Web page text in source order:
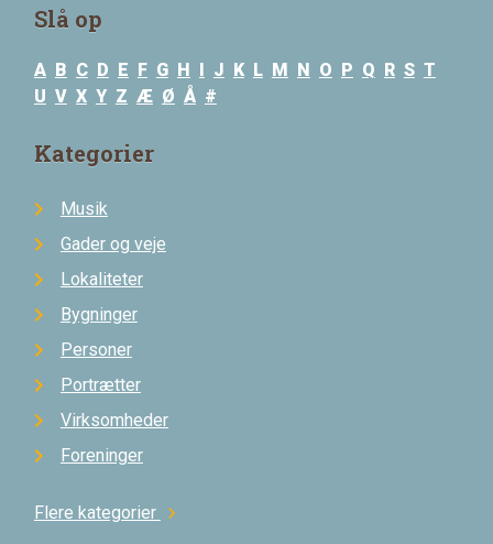
Slå op
A B C D E F G H I J K L M N O P Q R S T
U V X Y Z Æ Ø Å #
Kategorier
Musik
Gader og veje
Lokaliteter
Bygninger
Personer
Portrætter
Virksomheder
Foreninger
Flere kategorier chevron_right